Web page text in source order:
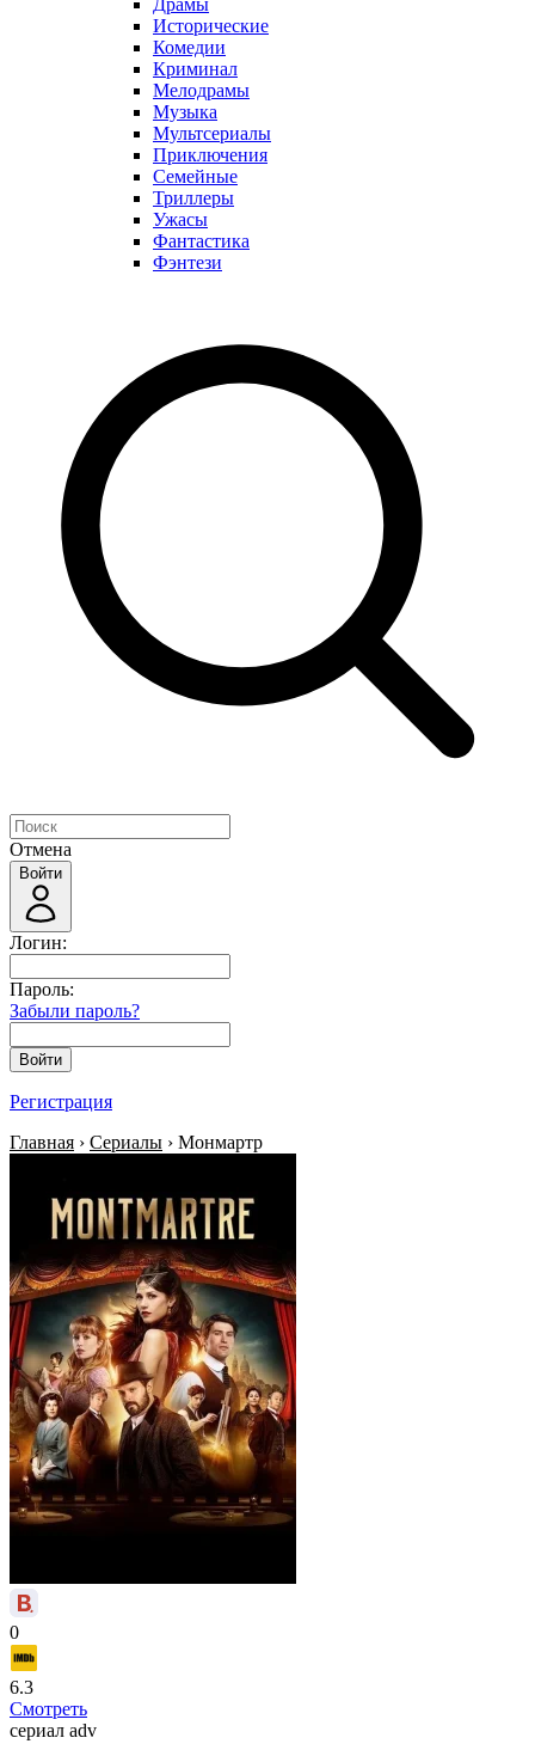
Драмы
Исторические
Комедии
Криминал
Мелодрамы
Музыка
Мультсериалы
Приключения
Семейные
Триллеры
Ужасы
Фантастика
Фэнтези
Отмена
Войти
Логин:
Пароль:
Забыли пароль?
Войти
Регистрация
Главная › Сериалы › Монмартр
0
6.3
Смотреть
сериал adv